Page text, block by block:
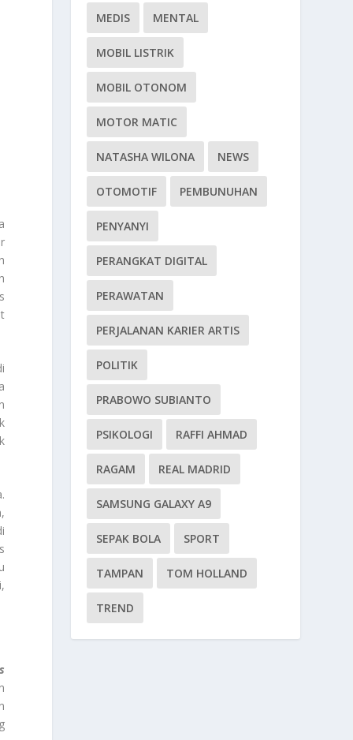
MEDIS MENTAL
MOBIL LISTRIK
MOBIL OTONOM
MOTOR MATIC
NATASHA WILONA NEWS
OTOMOTIF PEMBUNUHAN
PENYANYI
PERANGKAT DIGITAL
PERAWATAN
PERJALANAN KARIER ARTIS
POLITIK
PRABOWO SUBIANTO
PSIKOLOGI RAFFI AHMAD
RAGAM REAL MADRID
SAMSUNG GALAXY A9
SEPAK BOLA SPORT
TAMPAN TOM HOLLAND
TREND